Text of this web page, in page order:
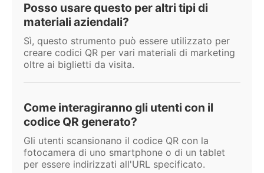
Posso usare questo per altri tipi di
materiali aziendali?
Sì, questo strumento può essere utilizzato per
creare codici QR per vari materiali di marketing
oltre ai biglietti da visita.
Come interagiranno gli utenti con il
codice QR generato?
Gli utenti scansionano il codice QR con la
fotocamera di uno smartphone o di un tablet
per essere indirizzati all'URL specificato.